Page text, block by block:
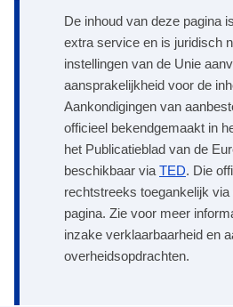
De inhoud van deze pagina
extra service en is juridisch
instellingen van de Unie
aansprakelijkheid voor de
Aankondigingen van
officieel bekendgemaakt in
het Publicatieblad van de
beschikbaar via TED. Die
rechtstreeks toegankelijk
pagina. Zie voor meer
inzake verklaarbaarheid en
overheidsopdrachten.